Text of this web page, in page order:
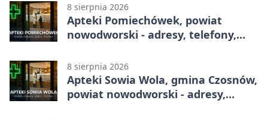
8 sierpnia 2026
Apteki Pomiechówek, powiat
nowodworski - adresy, telefony,
8 sierpnia 2026
Apteki Sowia Wola, gmina Czosnów,
powiat nowodworski - adresy,